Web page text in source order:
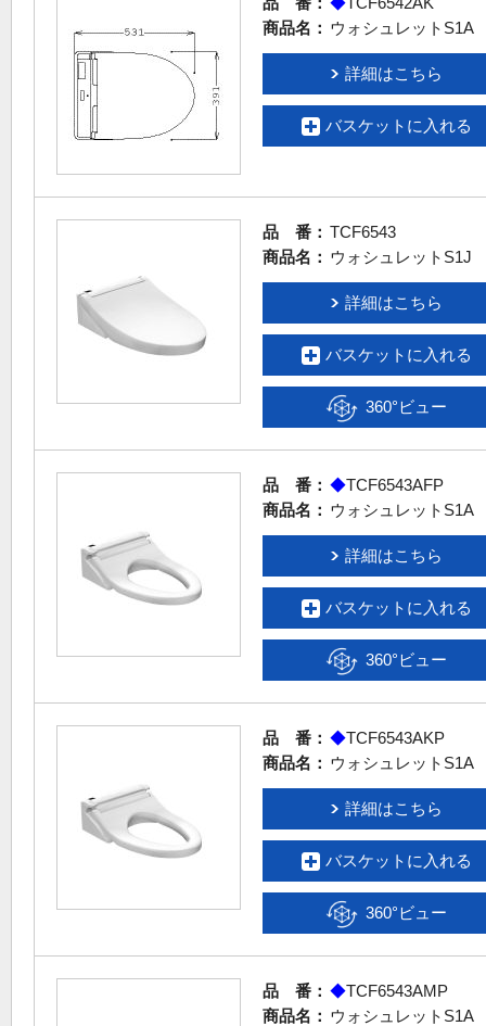
商品名： ウォシュレットS1A
詳細はこちら
バスケットに入れる
品 番： TCF6543
商品名： ウォシュレットS1J
詳細はこちら
バスケットに入れる
360°ビュー
品 番： ◆TCF6543AFP
商品名： ウォシュレットS1A
詳細はこちら
バスケットに入れる
360°ビュー
品 番： ◆TCF6543AKP
商品名： ウォシュレットS1A
詳細はこちら
バスケットに入れる
360°ビュー
品 番： ◆TCF6543AMP
商品名： ウォシュレットS1A